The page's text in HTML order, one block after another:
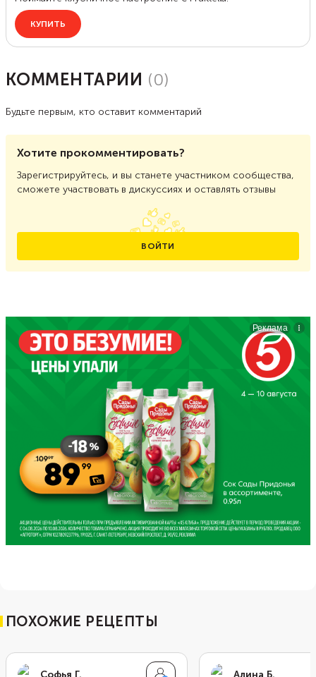
КОММЕНТАРИИ (0)
Будьте первым, кто оставит комментарий
Хотите прокомментировать?
Зарегистрируйтесь, и вы станете участником сообщества,
сможете участвовать в дискуссиях и оставлять отзывы
ВОЙТИ
ПОХОЖИЕ РЕЦЕПТЫ
Софья Г. Алина Б.